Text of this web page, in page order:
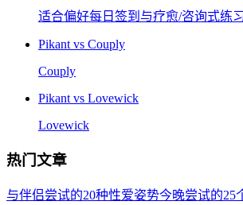
适合偏好每日签到与疗愈/咨询式练
Pikant vs Couply
Couply
Pikant vs Lovewick
Lovewick
热门文章
与伴侣尝试的20种性爱姿势今晚尝试的25